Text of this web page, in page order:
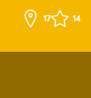
17 14